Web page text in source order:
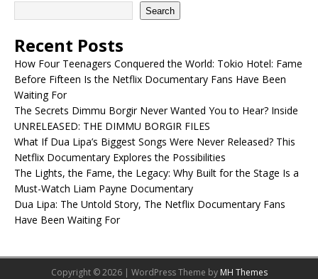
Search
Recent Posts
How Four Teenagers Conquered the World: Tokio Hotel: Fame
Before Fifteen Is the Netflix Documentary Fans Have Been
Waiting For
The Secrets Dimmu Borgir Never Wanted You to Hear? Inside
UNRELEASED: THE DIMMU BORGIR FILES
What If Dua Lipa’s Biggest Songs Were Never Released? This
Netflix Documentary Explores the Possibilities
The Lights, the Fame, the Legacy: Why Built for the Stage Is a
Must-Watch Liam Payne Documentary
Dua Lipa: The Untold Story, The Netflix Documentary Fans
Have Been Waiting For
Copyright © 2026 | WordPress Theme by MH Themes